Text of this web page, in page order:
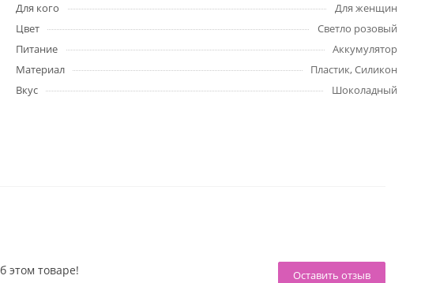
Для кого
Для женщин
Цвет
Светло розовый
Питание
Аккумулятор
Материал
Пластик, Силикон
Вкус
Шоколадный
Оставить отзыв
этом товаре!